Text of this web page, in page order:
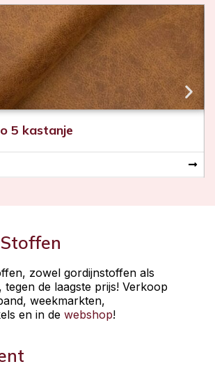
5 kastanje
zowel gordijnstoffen als
tegen de laagste prijs! Verkoop
weekmarkten,
en in de webshop!